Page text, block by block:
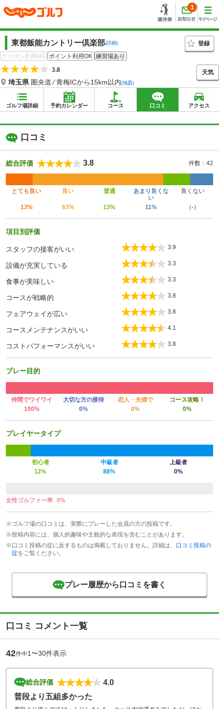
1
東都飯能カントリー倶楽部(詳細)
登録
クーポン利用NG ポイント利用OK 練習場あり
3.8
埼玉県 圏央道 ⁄ 青梅ICから15km以内(地図)
天気
ゴルフ場詳細 予約カレンダー コース 口コミ アクセス
口コミ
総合評価 3.8 件数：42
とても良い 良い 普通
あまり良くな
い
良くない
13% 63% 13% 11% （-）
項目別評価
スタッフの接客がいい 3.9
設備が充実している 3.3
食事が美味しい 3.3
コースが戦略的 3.8
フェアウェイが広い 3.8
コースメンテナンスがいい 4.1
コストパフォーマンスがいい 3.8
プレー目的
仲間でワイワイ 大切な方の接待 恋人・夫婦で
コース攻略！
100%
0% 0% 0%
プレイヤータイプ
初心者 中級者
上級者
12%
88% 0%
女性ゴルファー率 0%
※ゴルフ場の口コミは、実際にプレーした会員の方の投稿です。
※投稿内容には、個人的趣味や主観的な表現を含むことがあります。
※口コミ投稿の掟に反するものは掲載しておりません。詳細は、 口コミ投稿の
掟をご覧ください。
プレー履歴から口コミを書く
口コミ コメント一覧
42件中1〜30件表示
総合評価
4.0
普段より五組多かった